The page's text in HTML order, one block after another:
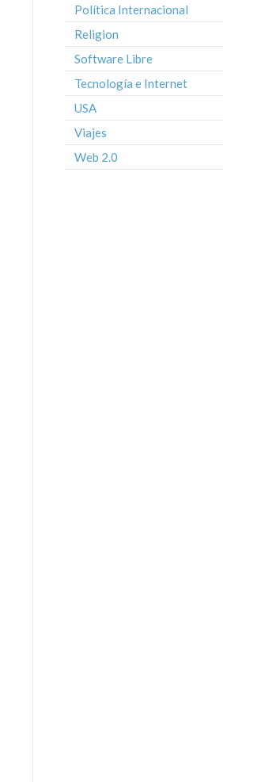
Política Internacional
Religion
Software Libre
Tecnología e Internet
USA
Viajes
Web 2.0